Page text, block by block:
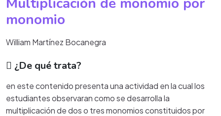
monomio
William Martínez Bocanegra
¿De qué trata?
en este contenido presenta una actividad en la cual los
estudiantes observaran como se desarrolla la
multiplicación de dos o tres monomios constituidos por